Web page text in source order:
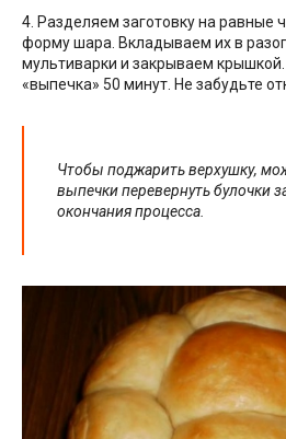
4. Разделяем заготовку на равные
форму шара. Вкладываем их в
мультиварки и закрываем
«выпечка» 50 минут. Не забудьте
Чтобы поджарить верхушку,
выпечки перевернуть булочки
окончания процесса.